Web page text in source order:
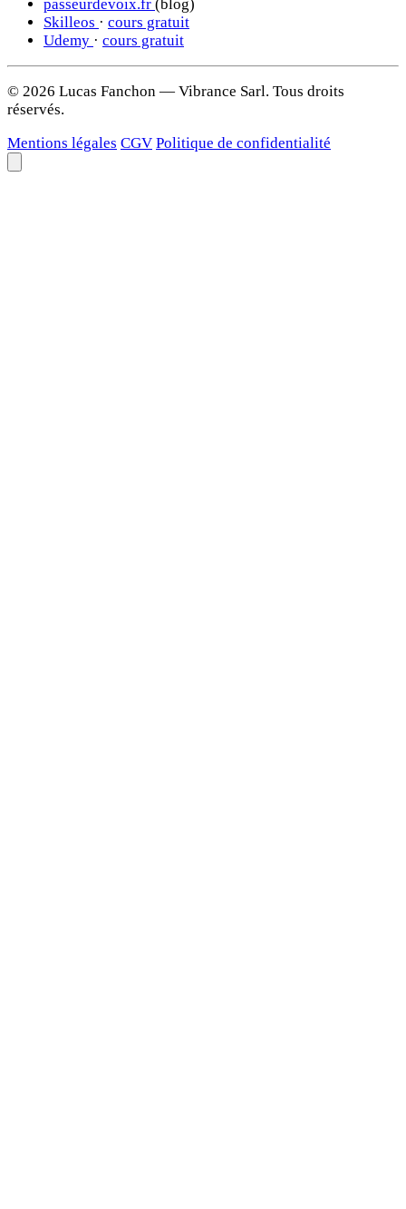
passeurdevoix.fr (blog)
Skilleos · cours gratuit
Udemy · cours gratuit
© 2026 Lucas Fanchon — Vibrance Sarl. Tous droits
réservés.
Mentions légales CGV Politique de confidentialité